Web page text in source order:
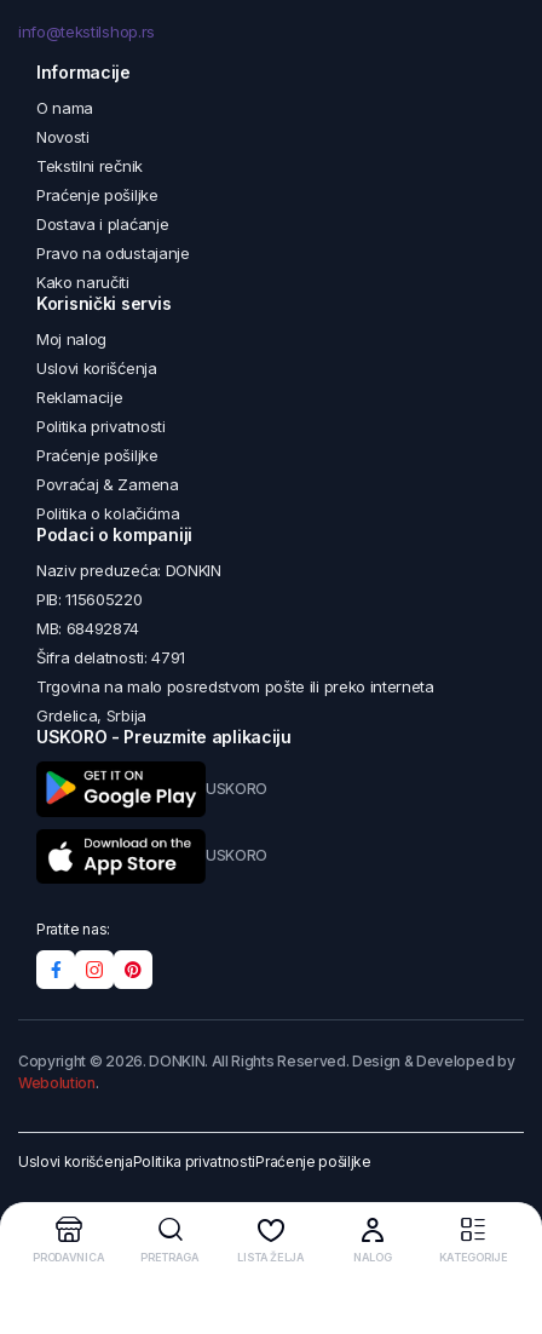
info@tekstilshop.rs
Informacije
O nama
Novosti
Tekstilni rečnik
Praćenje pošiljke
Dostava i plaćanje
Pravo na odustajanje
Kako naručiti
Korisnički servis
Moj nalog
Uslovi korišćenja
Reklamacije
Politika privatnosti
Praćenje pošiljke
Povraćaj & Zamena
Politika o kolačićima
Podaci o kompaniji
Naziv preduzeća: DONKIN
PIB: 115605220
MB: 68492874
Šifra delatnosti: 4791
Trgovina na malo posredstvom pošte ili preko interneta
Grdelica, Srbija
USKORO - Preuzmite aplikaciju
USKORO
USKORO
Pratite nas:
Copyright © 2026. DONKIN. All Rights Reserved. Design & Developed by
Webolution.
Uslovi korišćenjaPolitika privatnostiPraćenje pošiljke
PRODAVNICA PRETRAGA LISTA ŽELJA NALOG KATEGORIJE